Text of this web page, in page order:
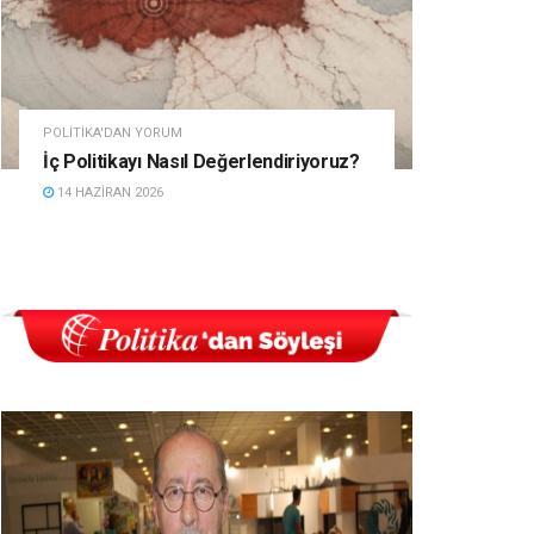
POLITIKA'DAN YORUM
İç Politikayı Nasıl Değerlendiriyoruz?
14 HAZIRAN 2026